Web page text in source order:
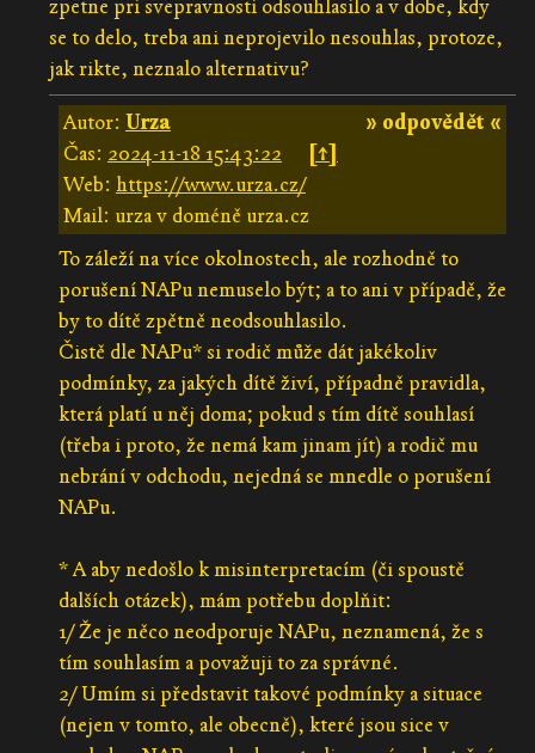
zpetne pri svepravnosti odsouhlasilo a v dobe, kdy
se to delo, treba ani neprojevilo nesouhlas, protoze,
jak rikte, neznalo alternativu?
» odpovědět «
Autor: Urza
Čas: 2024-11-18 15:43:22
[↑]
Web: https://www.urza.cz/
Mail: urza v doméně urza.cz
To záleží na více okolnostech, ale rozhodně to
porušení NAPu nemuselo být; a to ani v případě, že
by to dítě zpětně neodsouhlasilo.
Čistě dle NAPu* si rodič může dát jakékoliv
podmínky, za jakých dítě živí, případně pravidla,
která platí u něj doma; pokud s tím dítě souhlasí
(třeba i proto, že nemá kam jinam jít) a rodič mu
nebrání v odchodu, nejedná se mnedle o porušení
NAPu.
* A aby nedošlo k misinterpretacím (či spoustě
dalších otázek), mám potřebu doplňit:
1/ Že je něco neodporuje NAPu, neznamená, že s
tím souhlasím a považuji to za správné.
2/ Umím si představit takové podmínky a situace
(nejen v tomto, ale obecně), které jsou sice v